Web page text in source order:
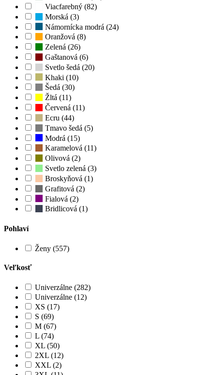
Viacfarebný (82)
Morská (3)
Námornícka modrá (24)
Oranžová (8)
Zelená (26)
Gaštanová (6)
Svetlo šedá (20)
Khaki (10)
Šedá (30)
Žltá (11)
Červená (11)
Ecru (44)
Tmavo šedá (5)
Modrá (15)
Karamelová (11)
Olivová (2)
Svetlo zelená (3)
Broskyňová (1)
Grafitová (2)
Fialová (2)
Bridlicová (1)
Pohlaví
Ženy (557)
Veľkosť
Univerzálne (282)
Univerzálne (12)
XS (17)
S (69)
M (67)
L (74)
XL (50)
2XL (12)
XXL (2)